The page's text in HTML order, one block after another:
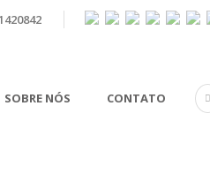
SOBRE NÓS CONTATO